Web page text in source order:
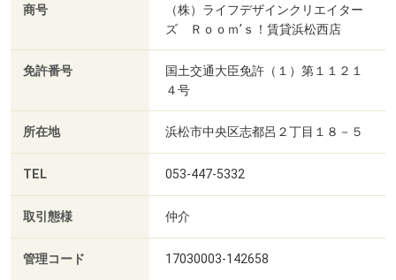
商号
（株）ライフデザインクリエイター
ズ Ｒｏｏｍ’ｓ！賃貸浜松西店
免許番号
国土交通大臣免許（１）第１１２１
４号
所在地 浜松市中央区志都呂２丁目１８－５
TEL 053-447-5332
取引態様 仲介
管理コード 17030003-142658